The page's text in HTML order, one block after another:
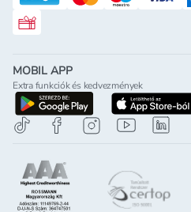
Rossmann ajándékkártya
MOBIL APP
Extra funkciók és kedvezmények
letöltés a